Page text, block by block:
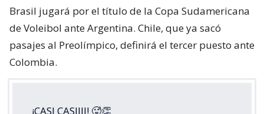
Brasil jugará por el título de la Copa Sudamericana
de Voleibol ante Argentina. Chile, que ya sacó
pasajes al Preolímpico, definirá el tercer puesto ante
Colombia.
¡CASI CASIIII! 🥵👏